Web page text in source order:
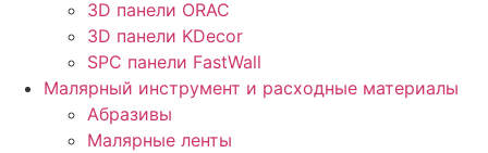
3D панели ORAC
3D панели KDecor
SPC панели FastWall
Малярный инструмент и расходные материалы
Абразивы
Малярные ленты